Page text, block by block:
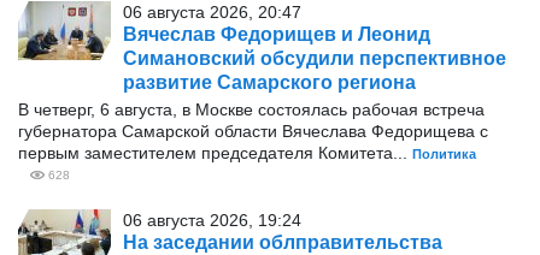
06 августа 2026, 20:47
Вячеслав Федорищев и Леонид
Симановский обсудили перспективное
развитие Самарского региона
В четверг, 6 августа, в Москве состоялась рабочая встреча
губернатора Самарской области Вячеслава Федорищева с
первым заместителем председателя Комитета...
Политика
628
06 августа 2026, 19:24
На заседании облправительства